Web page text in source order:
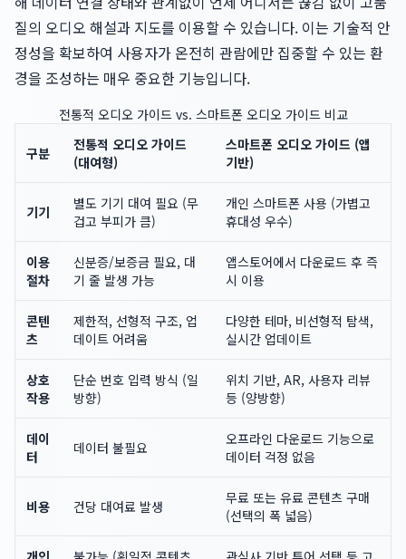
질의 오디오 해설과 지도를 이용할 수 있습니다. 이는 기술적 안
정성을 확보하여 사용자가 온전히 관람에만 집중할 수 있는 환
경을 조성하는 매우 중요한 기능입니다.
전통적 오디오 가이드 vs. 스마트폰 오디오 가이드 비교
구분
전통적 오디오 가이드
(대여형)
스마트폰 오디오 가이드 (앱
기반)
기기
별도 기기 대여 필요 (무
겁고 부피가 큼)
개인 스마트폰 사용 (가볍고
휴대성 우수)
이용
절차
신분증/보증금 필요, 대
기 줄 발생 가능
앱스토어에서 다운로드 후 즉
시 이용
콘텐
츠
제한적, 선형적 구조, 업
데이트 어려움
다양한 테마, 비선형적 탐색,
실시간 업데이트
상호
작용
단순 번호 입력 방식 (일
방향)
위치 기반, AR, 사용자 리뷰
등 (양방향)
데이
터
데이터 불필요
오프라인 다운로드 기능으로
데이터 걱정 없음
비용 건당 대여료 발생
무료 또는 유료 콘텐츠 구매
(선택의 폭 넓음)